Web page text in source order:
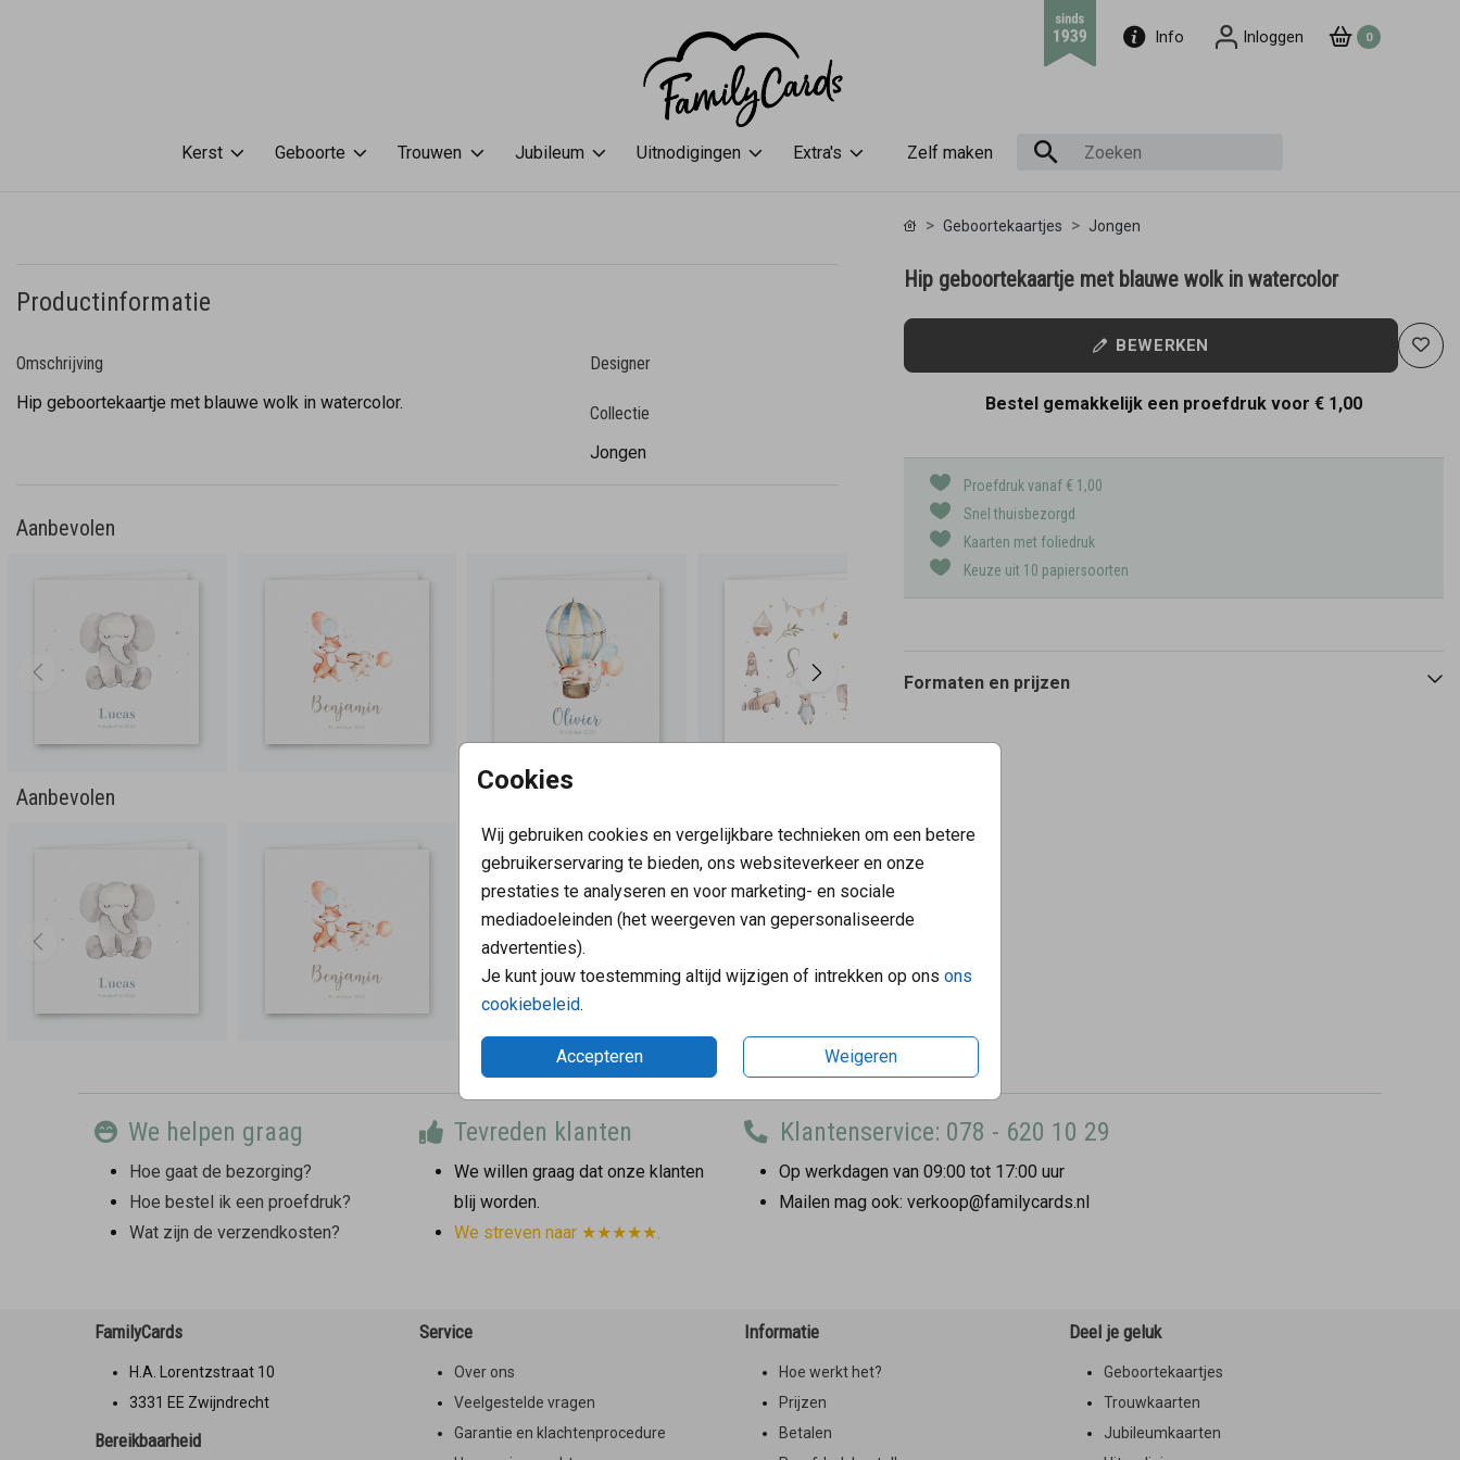
Info Inloggen 0
Kerst Geboorte Trouwen Jubileum Uitnodigingen Extra's Zelf maken
Cookies
Wij gebruiken cookies en vergelijkbare technieken om een betere
gebruikerservaring te bieden, ons websiteverkeer en onze
prestaties te analyseren en voor marketing- en sociale
mediadoeleinden (het weergeven van gepersonaliseerde
advertenties).
Je kunt jouw toestemming altijd wijzigen of intrekken op ons ons
cookiebeleid.
Accepteren Weigeren
Productinformatie
Omschrijving
Hip geboortekaartje met blauwe wolk in watercolor.
Designer
Collectie
Jongen
Aanbevolen
Aanbevolen
Geboortekaartjes Jongen
Hip geboortekaartje met blauwe wolk in watercolor
BEWERKEN
Bestel gemakkelijk een proefdruk voor € 1,00
Proefdruk vanaf € 1,00
Snel thuisbezorgd
Kaarten met foliedruk
Keuze uit 10 papiersoorten
Formaten en prijzen
We helpen graag
Hoe gaat de bezorging?
Hoe bestel ik een proefdruk?
Wat zijn de verzendkosten?
Tevreden klanten
We willen graag dat onze klanten
blij worden.
We streven naar ★★★★★.
Klantenservice: 078 - 620 10 29
Op werkdagen van 09:00 tot 17:00 uur
Mailen mag ook: verkoop@familycards.nl
FamilyCards
H.A. Lorentzstraat 10
3331 EE Zwijndrecht
Bereikbaarheid
Service
Over ons
Veelgestelde vragen
Garantie en klachtenprocedure
Informatie
Hoe werkt het?
Prijzen
Betalen
Deel je geluk
Geboortekaartjes
Trouwkaarten
Jubileumkaarten